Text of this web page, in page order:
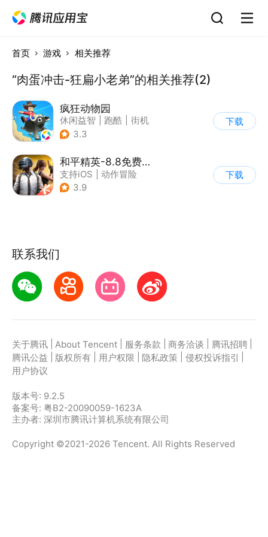
首页 游戏 相关推荐
“肉蛋冲击-狂扁小老弟”的相关推荐(2)
疯狂动物园
休闲益智 跑酷
街机
| 像素风
3.3
下载
和平精英-8.8免费领20连抽
支持iOS
动作冒险
| PvP
3.9
下载
联系我们
关于腾讯 About Tencent 服务条款 商务洽谈 腾讯招聘
腾讯公益
版权所有 用户权限 隐私政策 侵权投诉指引
用户协议
版本号: 9.2.5
备案号: 粤B2-20090059-1623A
主办者: 深圳市腾讯计算机系统有限公司
Copyright ©2021-2026 Tencent. All Rights Reserved